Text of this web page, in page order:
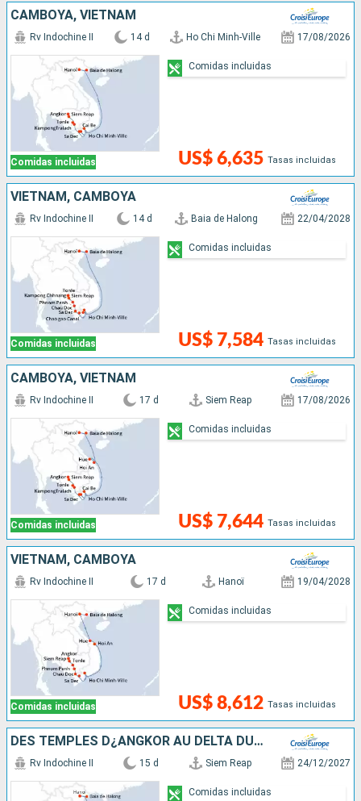
CAMBOYA, VIETNAM
Comidas incluidas
Rv Indochine II 14 d Ho Chi Minh-Ville 17/08/2026
US$ 6,635 Tasas incluidas
Comidas incluidas
VIETNAM, CAMBOYA
Comidas incluidas
Rv Indochine II 14 d Baia de Halong 22/04/2028
US$ 7,584 Tasas incluidas
Comidas incluidas
CAMBOYA, VIETNAM
Comidas incluidas
Rv Indochine II 17 d Siem Reap 17/08/2026
US$ 7,644 Tasas incluidas
Comidas incluidas
VIETNAM, CAMBOYA
Comidas incluidas
Rv Indochine II 17 d Hanoï 19/04/2028
US$ 8,612 Tasas incluidas
Comidas incluidas
DES TEMPLES D¿ANGKOR AU DELTA DU MÉKONG, VIVEZ DES FÊTES DE FIN D¿ANNÉE UNIQUES ET DÉPAYSANTES- & HANOÏ ET LA BAIE D'ALONG
Rv Indochine II 15 d Siem Reap 24/12/2027
Comidas incluidas